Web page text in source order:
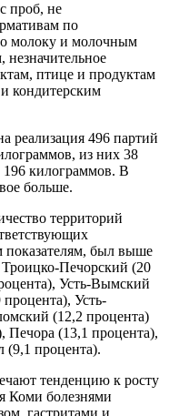
проб, не
по
молоку и молочным
птице и продуктам
кондитерским
реализация 496 партий
из них 38
килограммов. В
больше.
территорий
показателям, был выше
Печорский (20
Усть-Вымский
Усть-
(12,2 процента)
Печора (13,1 процента),
процента).
тенденцию к росту
Коми болезнями